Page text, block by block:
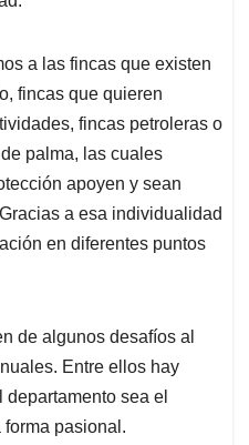
a las fincas que existen
fincas que quieren
fincas petroleras o
palma, las cuales
apoyen y sean
a esa individualidad
en diferentes puntos
de algunos desafíos al
Entre ellos hay
sea el
pasional.